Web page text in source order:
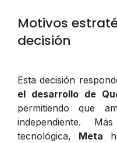
Motivos
decisión
Esta decisión
el desarrollo de
permitiendo que
independiente.
tecnológica, Meta